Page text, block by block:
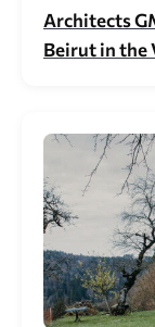
Architects
Beirut in the